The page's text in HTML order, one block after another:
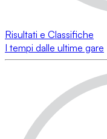
Risultati e Classifiche
I tempi dalle ultime gare